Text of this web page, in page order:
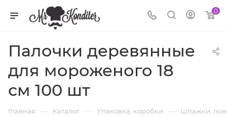
0
Палочки деревянные
для мороженого 18
см 100 шт
Главная — Каталог — Упаковка, коробки — Шпажки,